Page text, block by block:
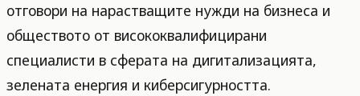
отговори на нарастващите нужди на бизнеса и
обществото от висококвалифицирани
специалисти в сферата на дигитализацията,
зелената енергия и киберсигурността.